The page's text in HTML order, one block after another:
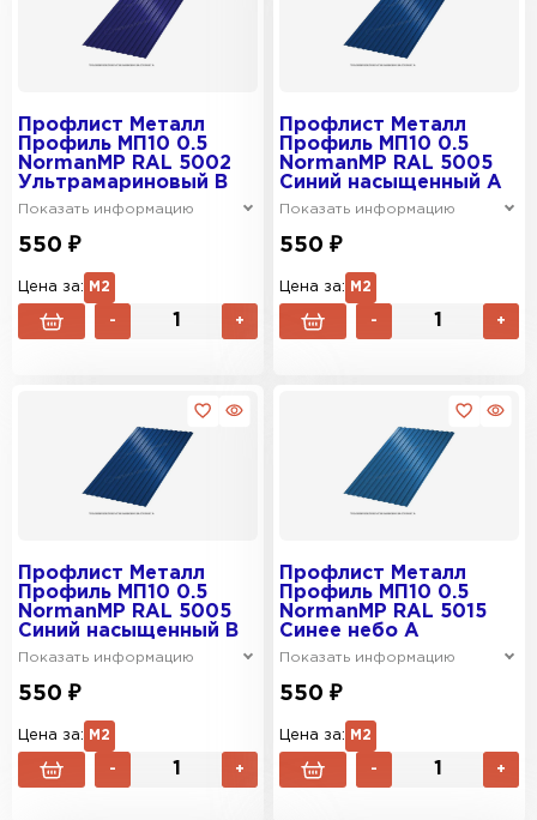
Профлист Металл
Профиль МП10 0.5
NormanMP RAL 5002
Ультрамариновый B
Показать информацию
550 ₽
Цена за: М2
- +
Профлист Металл
Профиль МП10 0.5
NormanMP RAL 5005
Синий насыщенный A
Показать информацию
550 ₽
Цена за: М2
- +
Профлист Металл
Профиль МП10 0.5
NormanMP RAL 5005
Синий насыщенный B
Показать информацию
550 ₽
Цена за: М2
- +
Профлист Металл
Профиль МП10 0.5
NormanMP RAL 5015
Синее небо A
Показать информацию
550 ₽
Цена за: М2
- +